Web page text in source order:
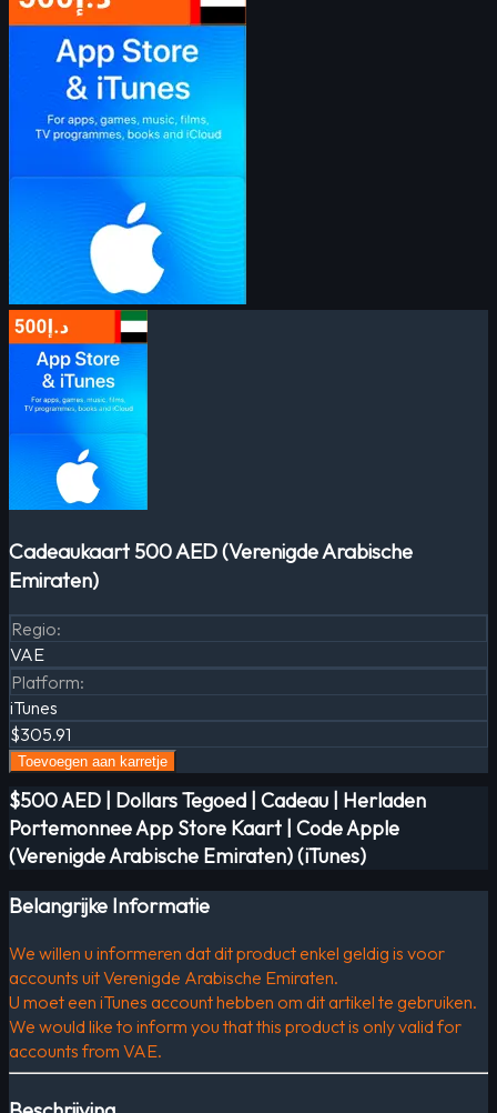
Cadeaukaart 500 AED (Verenigde Arabische
Emiraten)
Regio:
VAE
Platform:
iTunes
$305.91
Toevoegen aan karretje
$500 AED | Dollars Tegoed | Cadeau | Herladen
Portemonnee App Store Kaart | Code Apple
(Verenigde Arabische Emiraten) (iTunes)
Belangrijke Informatie
We willen u informeren dat dit product enkel geldig is voor
accounts uit Verenigde Arabische Emiraten.
U moet een iTunes account hebben om dit artikel te gebruiken.
We would like to inform you that this product is only valid for
accounts from VAE.